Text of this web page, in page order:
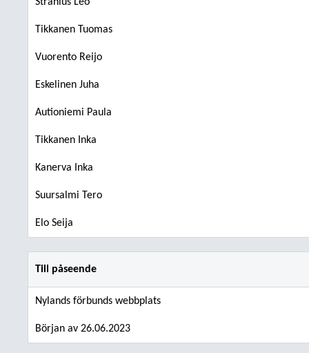
Tikkanen Tuomas
Vuorento Reijo
Eskelinen Juha
Autioniemi Paula
Tikkanen Inka
Kanerva Inka
Suursalmi Tero
Elo Seija
Till påseende
Nylands förbunds webbplats
Början av 26.06.2023